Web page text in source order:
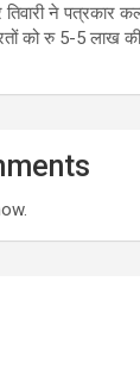
ने पत्रकार
को रु 5-5 लाख